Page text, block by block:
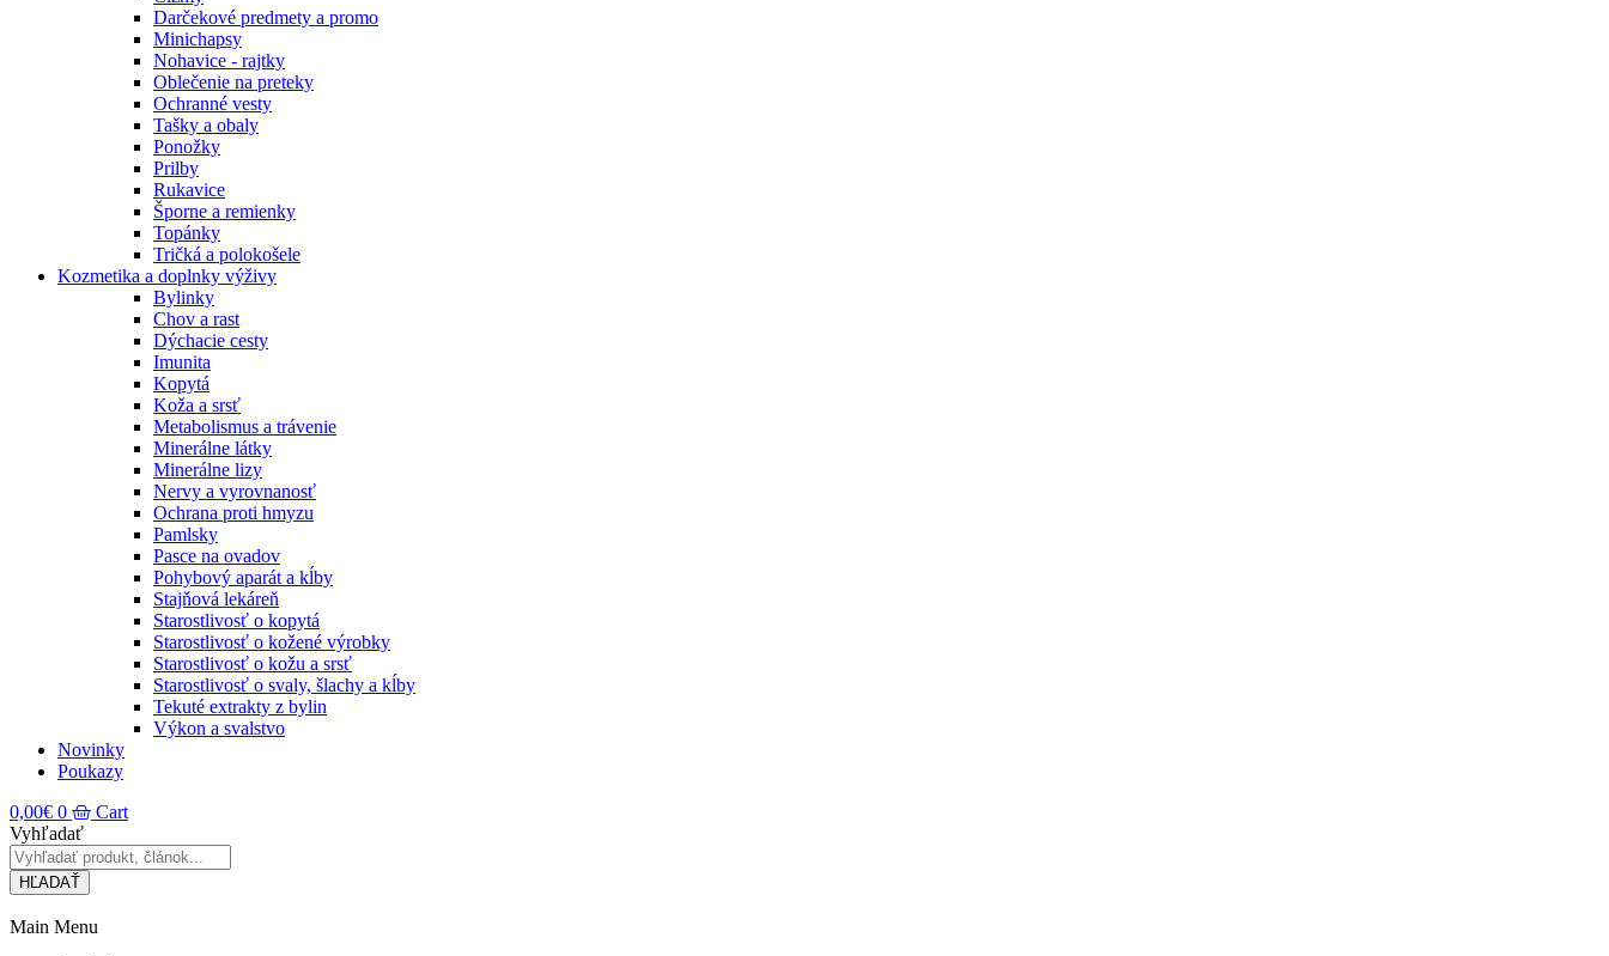
Darčekové predmety a promo
Minichapsy
Nohavice - rajtky
Oblečenie na preteky
Ochranné vesty
Tašky a obaly
Ponožky
Prilby
Rukavice
Šporne a remienky
Topánky
Tričká a polokošele
Kozmetika a doplnky výživy
Bylinky
Chov a rast
Dýchacie cesty
Imunita
Kopytá
Koža a srsť
Metabolismus a trávenie
Minerálne látky
Minerálne lizy
Nervy a vyrovnanosť
Ochrana proti hmyzu
Pamlsky
Pasce na ovadov
Pohybový aparát a kĺby
Stajňová lekáreň
Starostlivosť o kopytá
Starostlivosť o kožené výrobky
Starostlivosť o kožu a srsť
Starostlivosť o svaly, šlachy a kĺby
Tekuté extrakty z bylin
Výkon a svalstvo
Novinky
Poukazy
0,00€ 0
Cart
Vyhľadať
HĽADAŤ
Main Menu